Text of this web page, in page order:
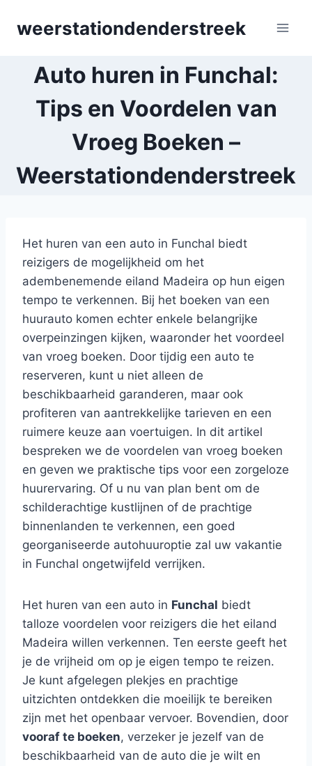
weerstationdenderstreek
Auto huren in Funchal:
Tips en Voordelen van
Vroeg Boeken –
Weerstationdenderstreek
Het huren van een auto in Funchal biedt
reizigers de mogelijkheid om het
adembenemende eiland Madeira op hun eigen
tempo te verkennen. Bij het boeken van een
huurauto komen echter enkele belangrijke
overpeinzingen kijken, waaronder het voordeel
van vroeg boeken. Door tijdig een auto te
reserveren, kunt u niet alleen de
beschikbaarheid garanderen, maar ook
profiteren van aantrekkelijke tarieven en een
ruimere keuze aan voertuigen. In dit artikel
bespreken we de voordelen van vroeg boeken
en geven we praktische tips voor een zorgeloze
huurervaring. Of u nu van plan bent om de
schilderachtige kustlijnen of de prachtige
binnenlanden te verkennen, een goed
georganiseerde autohuuroptie zal uw vakantie
in Funchal ongetwijfeld verrijken.
Het huren van een auto in Funchal biedt
talloze voordelen voor reizigers die het eiland
Madeira willen verkennen. Ten eerste geeft het
je de vrijheid om op je eigen tempo te reizen.
Je kunt afgelegen plekjes en prachtige
uitzichten ontdekken die moeilijk te bereiken
zijn met het openbaar vervoer. Bovendien, door
vooraf te boeken, verzeker je jezelf van de
beschikbaarheid van de auto die je wilt en